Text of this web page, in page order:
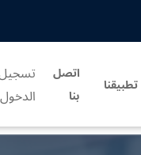
تطبيقنا
اتصل
بنا
الدخول